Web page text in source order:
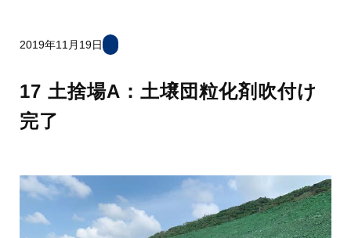
2019年11月19日
17 土捨場A：土壌団粒化剤吹付け
完了